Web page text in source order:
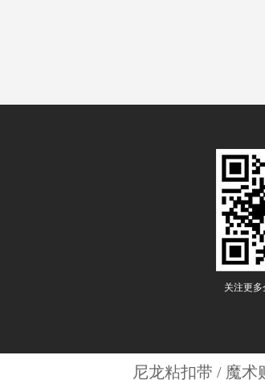
关注更
尼龙粘扣带 / 魔术